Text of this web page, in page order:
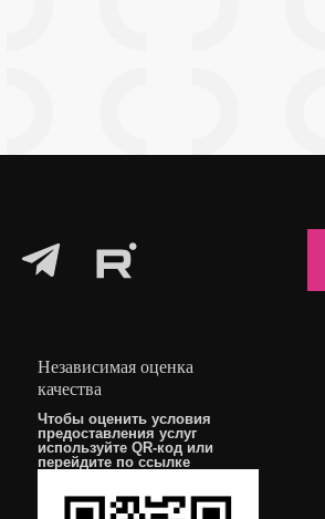
Независимая оценка
качества
Чтобы оценить условия
предоставления услуг
используйте QR-код или
перейдите поссылке